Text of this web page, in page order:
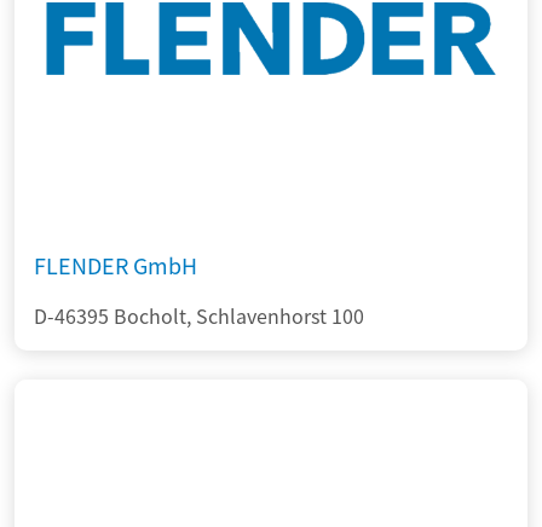
FLENDER GmbH
D-46395 Bocholt, Schlavenhorst 100